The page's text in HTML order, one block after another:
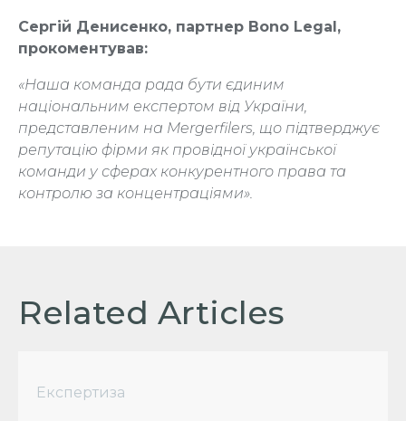
Сергій Денисенко, партнер Bono Legal,
прокоментував:
«Наша команда рада бути єдиним
національним експертом від України,
представленим на Mergerfilers, що підтверджує
репутацію фірми як провідної української
команди у сферах конкурентного права та
контролю за концентраціями».
Related Articles
Експертиза